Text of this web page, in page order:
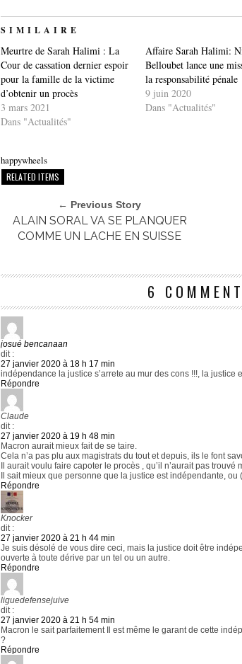
SIMILAIRE
Meurtre de Sarah Halimi : La
Cour de cassation dernier espoir
pour la famille de la victime
d’obtenir un procès
3 mars 2021
Dans "Actualités"
Affaire Sarah Halimi:
Belloubet lance une
la responsabilité pénale
9 juin 2020
Dans "Actualités"
happywheels
RELATED ITEMS
← Previous Story
ALAIN SORAL VA SE PLANQUER
COMME UN LACHE EN SUISSE
6
josué bencanaan
dit :
27 janvier 2020 à 18 h 17 min
indépendance la justice s’arrete au mur des cons !!!, la justice
Répondre
Claude
dit :
27 janvier 2020 à 19 h 48 min
Macron aurait mieux fait de se taire.
Cela n’a pas plu aux magistrats du tout et depuis, ils le font
Il aurait voulu faire capoter le procès , qu’il n’aurait pas trouvé
Il sait mieux que personne que la justice est indépendante,
Répondre
Knocker
dit :
27 janvier 2020 à 21 h 44 min
Je suis désolé de vous dire ceci, mais la justice doit être
ouverte à toute dérive par un tel ou un autre.
Répondre
liguedefensejuive
dit :
27 janvier 2020 à 21 h 54 min
Macron le sait parfaitement Il est même le garant de cette
?
Répondre